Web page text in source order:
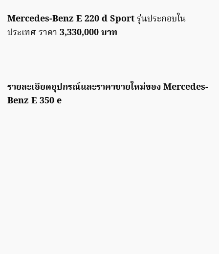
Mercedes-Benz E 220 d Sportรุ่นประกอบใน
ประเทศ ราคา 3,330,000 บาท
รายละเอียดอุปกรณ์และราคาขายใหม่ของ Mercedes-
Benz E 350 e